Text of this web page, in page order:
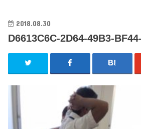
2018.08.30
D6613C6C-2D64-49B3-